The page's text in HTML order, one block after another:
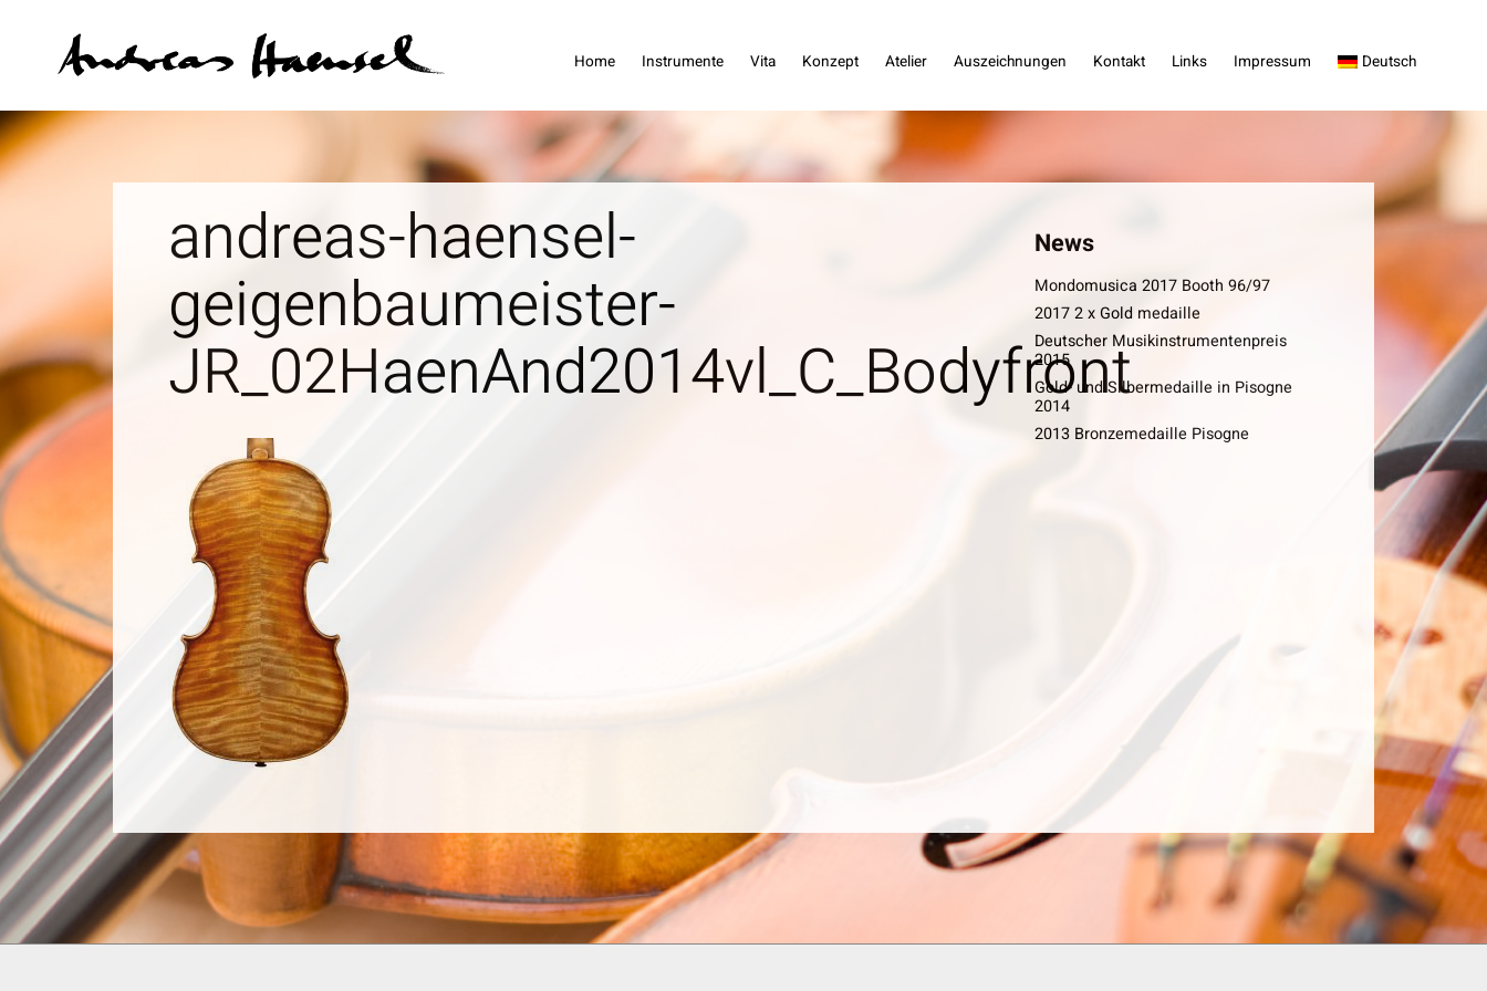
Andreas Haensel
Home Instrumente Vita Konzept Atelier Auszeichnungen Kontakt Links Impressum Deutsch
andreas-haensel-
geigenbaumeister-
JR_02HaenAnd2014vl_C_Bodyfront
News
Mondomusica 2017 Booth 96/97
2017 2 x Gold medaille
Deutscher Musikinstrumentenpreis
2015
Gold- und Silbermedaille in Pisogne
2014
2013 Bronzemedaille Pisogne